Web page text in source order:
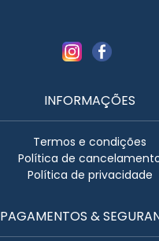
INFORMAÇÕES
Termos e condições
Política de
Política de privacidade
PAGAMENTOS &